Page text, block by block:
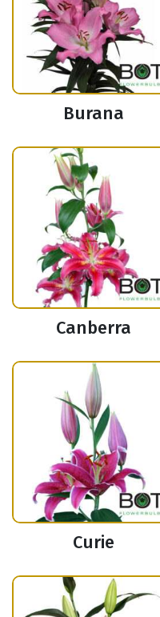
Burana
Canberra
Curie